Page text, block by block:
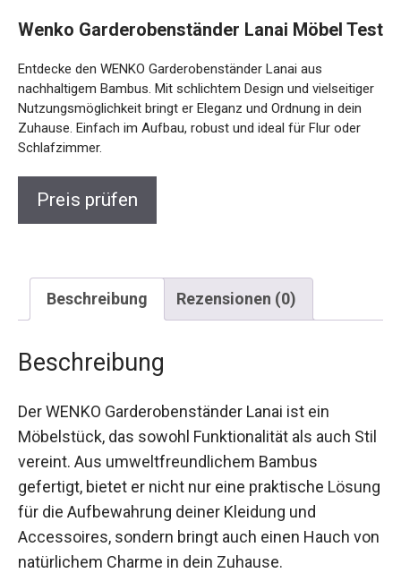
Wenko Garderobenständer Lanai Möbel Test
Entdecke den WENKO Garderobenständer Lanai aus
nachhaltigem Bambus. Mit schlichtem Design und vielseitiger
Nutzungsmöglichkeit bringt er Eleganz und Ordnung in dein
Zuhause. Einfach im Aufbau, robust und ideal für Flur oder
Schlafzimmer.
Preis prüfen
Beschreibung Rezensionen (0)
Beschreibung
Der WENKO Garderobenständer Lanai ist ein
Möbelstück, das sowohl Funktionalität als auch Stil
vereint. Aus umweltfreundlichem Bambus
gefertigt, bietet er nicht nur eine praktische Lösung
für die Aufbewahrung deiner Kleidung und
Accessoires, sondern bringt auch einen Hauch von
natürlichem Charme in dein Zuhause.